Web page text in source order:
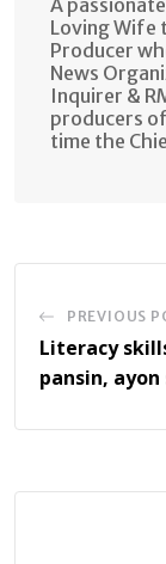
A
Loving Wife
Producer
News
Inquirer &
producers
time the
PREVIOUS
Literacy
pansin, ayon